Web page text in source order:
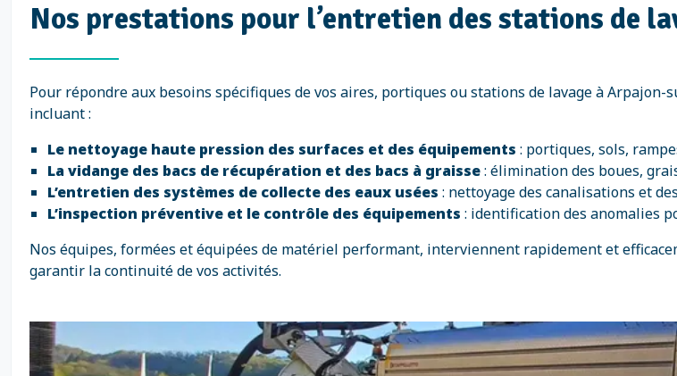
Nos prestations pour l’entretien des stations de
Pour répondre aux besoins spécifiques de vos aires, portiques ou stations de lavage à
incluant :
Le nettoyage haute pression des surfaces et des équipements : portiques, sols,
La vidange des bacs de récupération et des bacs à graisse: élimination des boues,
L’entretien des systèmes de collecte des eaux usées : nettoyage des canalisations et
L’inspection préventive et le contrôle des équipements : identification des anomalies
Nos équipes, formées et équipées de matériel performant, interviennent rapidement et
garantir la continuité de vos activités.